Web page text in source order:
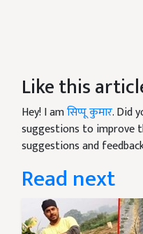
Like this
Hey! I amसिप्पू कुमार. Did
suggestions to improve
suggestions and
Read next